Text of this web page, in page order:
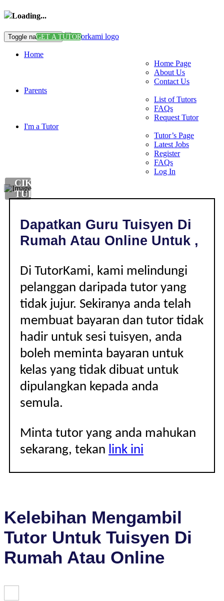
Loading...
Toggle navigationGET A TUTOR
Home
Home Page
About Us
Contact Us
Parents
List of Tutors
FAQs
Request Tutor
I'm a Tutor
Tutor’s Page
Latest Jobs
Register
FAQs
Log In
CIKGU
TUISYEN
Dapatkan Guru Tuisyen Di
Rumah Atau Online Untuk ,
Di TutorKami, kami melindungi
pelanggan daripada tutor yang
tidak jujur. Sekiranya anda telah
membuat bayaran dan tutor tidak
hadir untuk sesi tuisyen, anda
boleh meminta bayaran untuk
kelas yang tidak dibuat untuk
dipulangkan kepada anda
semula.
Minta tutor yang anda mahukan
sekarang, tekan link ini
Kelebihan Mengambil
Tutor Untuk Tuisyen Di
Rumah Atau Online